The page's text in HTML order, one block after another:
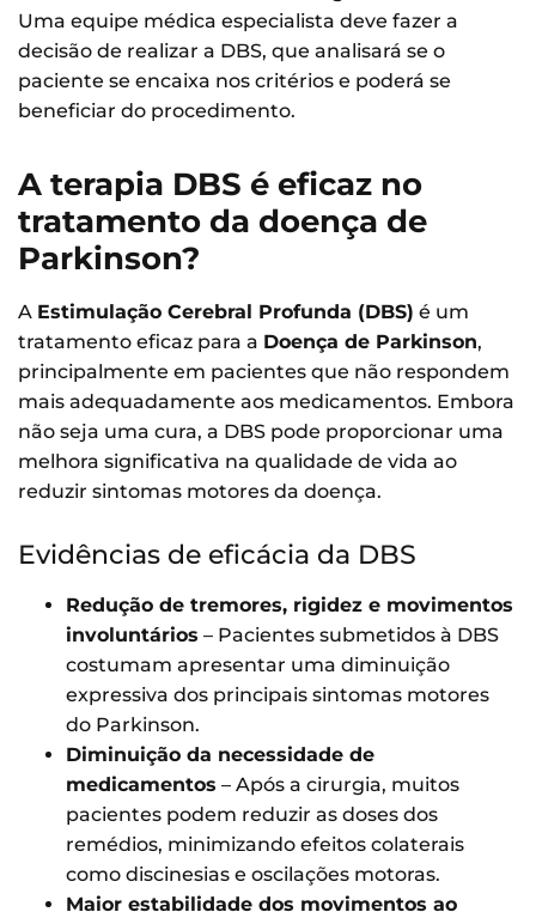
Uma equipe médica especialista deve fazer a
decisão de realizar a DBS, que analisará se o
paciente se encaixa nos critérios e poderá se
beneficiar do procedimento.
A terapia DBS é eficaz no
tratamento da doença de
Parkinson?
A Estimulação Cerebral Profunda (DBS) é um
tratamento eficaz para a Doença de Parkinson,
principalmente em pacientes que não respondem
mais adequadamente aos medicamentos. Embora
não seja uma cura, a DBS pode proporcionar uma
melhora significativa na qualidade de vida ao
reduzir sintomas motores da doença.
Evidências de eficácia da DBS
Redução de tremores, rigidez e movimentos
involuntários – Pacientes submetidos à DBS
costumam apresentar uma diminuição
expressiva dos principais sintomas motores
do Parkinson.
Diminuição da necessidade de
medicamentos – Após a cirurgia, muitos
pacientes podem reduzir as doses dos
remédios, minimizando efeitos colaterais
como discinesias e oscilações motoras.
Maior estabilidade dos movimentos ao